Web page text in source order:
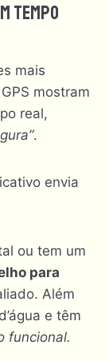
Tempo
mais
mostram
real,
.
envia
ou tem um
para
Além
e têm
funcional.